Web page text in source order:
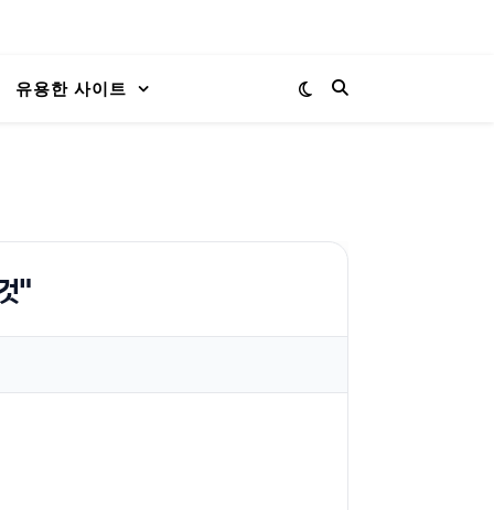
유용한 사이트
"